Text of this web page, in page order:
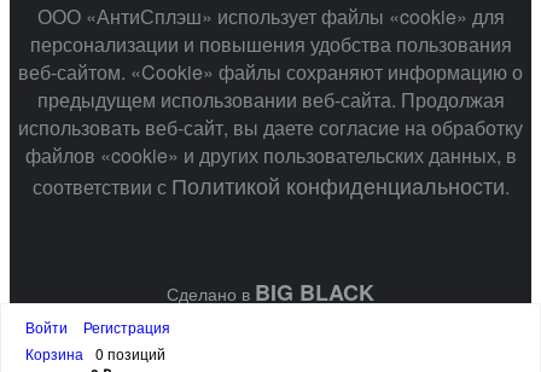
ООО «АнтиСплэш» использует файлы «cookie» для
персонализации и повышения удобства пользования
веб-сайтом. «Cookie» файлы сохраняют информацию о
предыдущем использовании веб-сайта. Продолжая
использовать веб-сайт, вы даете согласие на обработку
файлов «cookie» и других пользовательских данных, в
соответствии с Политикой конфиденциальности.
Сделано в BIG BLACK
Войти
Регистрация
Корзина
0 позиций